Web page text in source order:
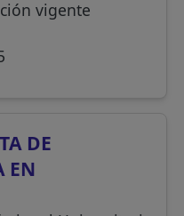
vigente
DE
EN